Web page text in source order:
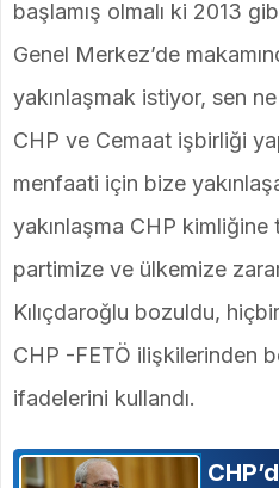
başlamış olmalı ki 2013
Genel Merkez’de
yakınlaşmak istiyor, sen
CHP ve Cemaat işbirliği
menfaati için bize
yakınlaşma CHP kimliğine
partimize ve ülkemize
Kılıçdaroğlu bozuldu,
CHP -FETÖ ilişkilerinden
ifadelerini kullandı.